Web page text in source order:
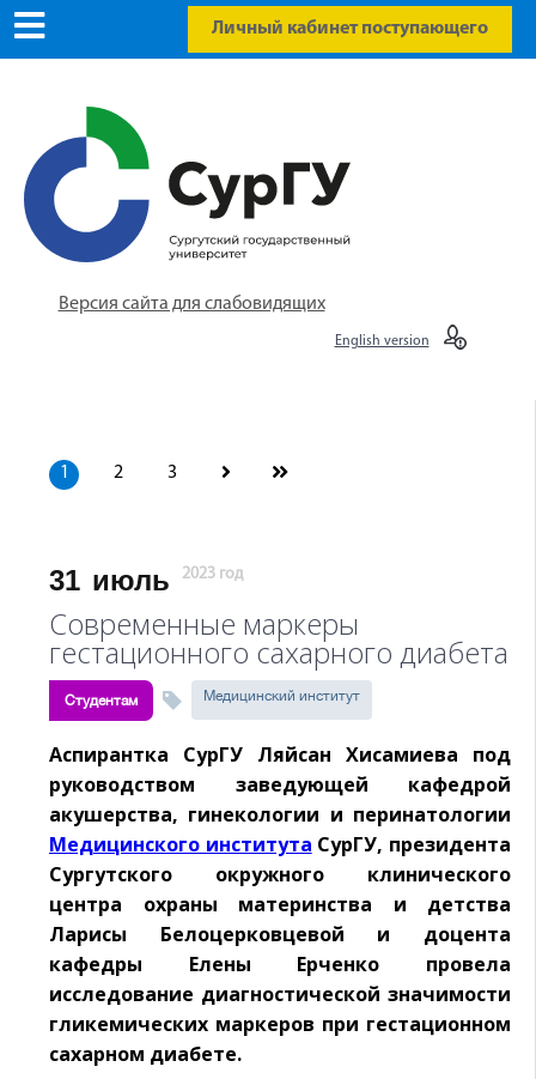
Личный кабинет поступающего
Версия сайта для слабовидящих
English version
1 2 3
31 июль 2023 год
Современные маркеры
гестационного сахарного диабета
Студентам Медицинский институт
Аспирантка СурГУ Ляйсан Хисамиева под
руководством заведующей кафедрой
акушерства, гинекологии и перинатологии
Медицинского института СурГУ, президента
Сургутского окружного клинического
центра охраны материнства и детства
Ларисы Белоцерковцевой и доцента
кафедры Елены Ерченко провела
исследование диагностической значимости
гликемических маркеров при гестационном
сахарном диабете.